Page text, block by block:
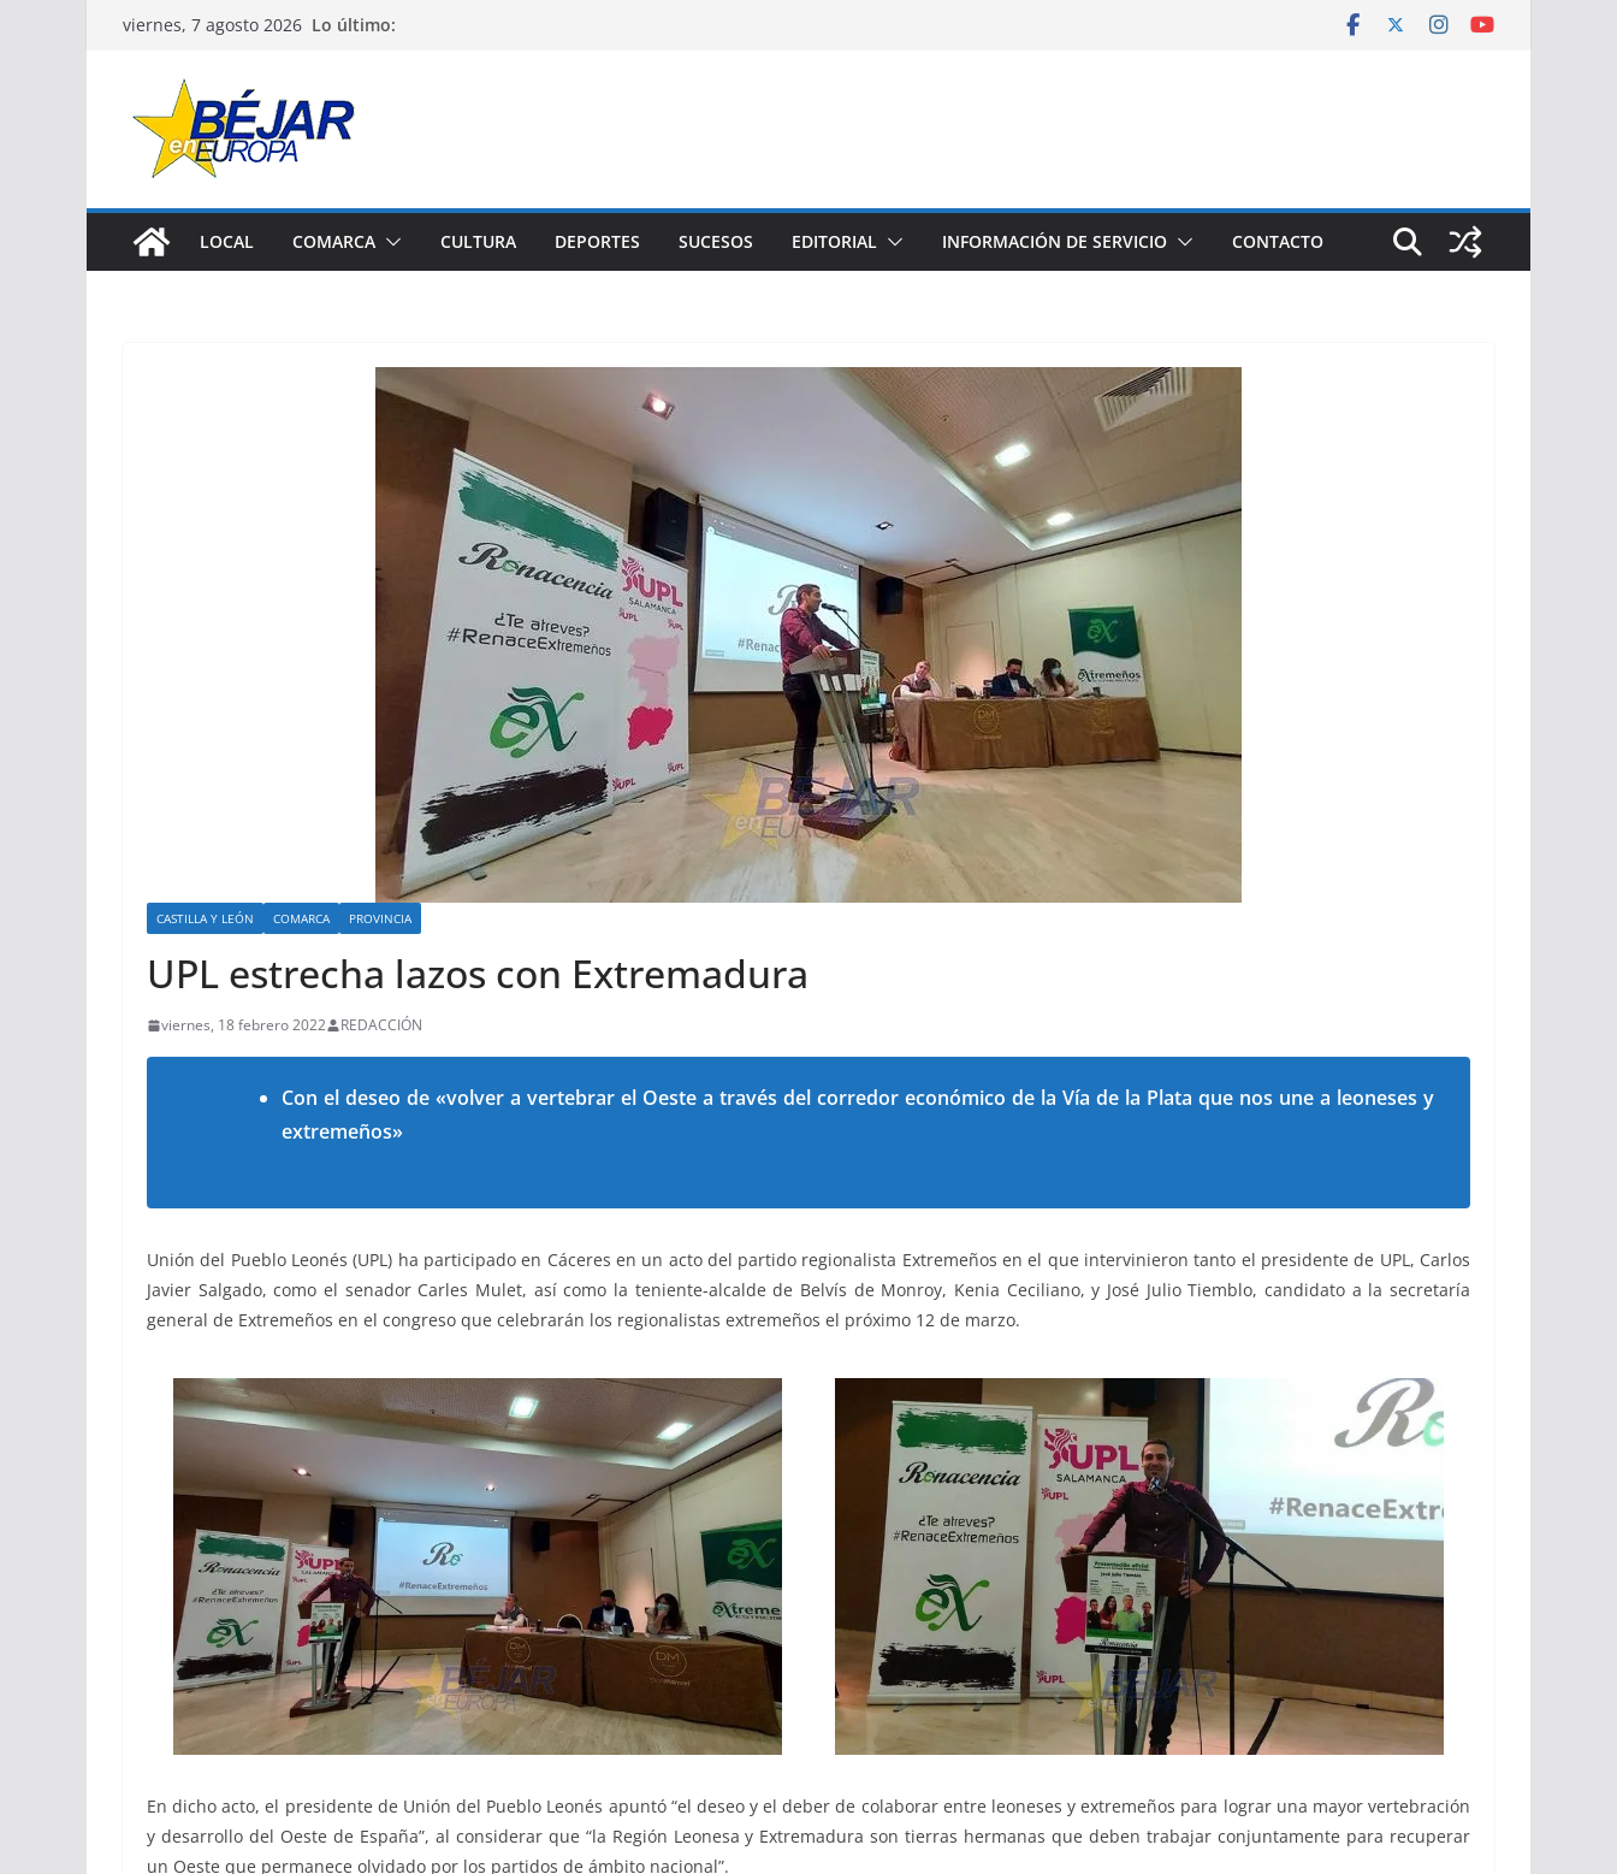
Saltarviernes, 7 agosto 2026 Lo último:
LOCAL COMARCA CULTURA DEPORTES SUCESOS EDITORIAL INFORMACIÓN DE SERVICIO CONTACTO
CASTILLA Y LEÓN COMARCA PROVINCIA
UPL estrecha lazos con Extremadura
viernes, 18 febrero 2022 REDACCIÓN
Con el deseo de «volver a vertebrar el Oeste a través del corredor económico de la Vía de la Plata que nos une a leoneses y
extremeños»
Unión del Pueblo Leonés (UPL) ha participado en Cáceres en un acto del partido regionalista Extremeños en el que intervinieron tanto el presidente de UPL, Carlos
Javier Salgado, como el senador Carles Mulet, así como la teniente-alcalde de Belvís de Monroy, Kenia Ceciliano, y José Julio Tiemblo, candidato a la secretaría
general de Extremeños en el congreso que celebrarán los regionalistas extremeños el próximo 12 de marzo.
En dicho acto, el presidente de Unión del Pueblo Leonés apuntó “el deseo y el deber de colaborar entre leoneses y extremeños para lograr una mayor vertebración
y desarrollo del Oeste de España”, al considerar que “la Región Leonesa y Extremadura son tierras hermanas que deben trabajar conjuntamente para recuperar
un Oeste que permanece olvidado por los partidos de ámbito nacional”.